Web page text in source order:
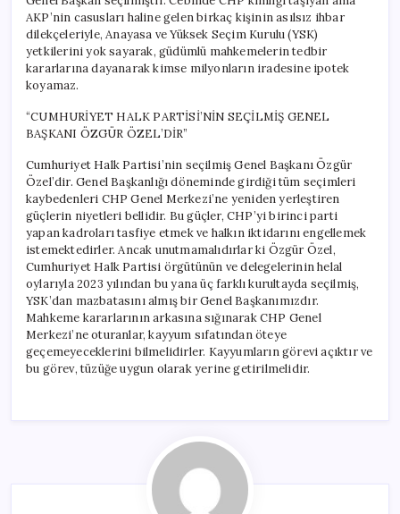
AKP’nin casusları haline gelen birkaç kişinin asılsız ihbar
dilekçeleriyle, Anayasa ve Yüksek Seçim Kurulu (YSK)
yetkilerini yok sayarak, güdümlü mahkemelerin tedbir
kararlarına dayanarak kimse milyonların iradesine ipotek
koyamaz.
“CUMHURİYET HALK PARTİSİ’NİN SEÇİLMİŞ GENEL
BAŞKANI ÖZGÜR ÖZEL’DİR”
Cumhuriyet Halk Partisi’nin seçilmiş Genel Başkanı Özgür
Özel’dir. Genel Başkanlığı döneminde girdiği tüm seçimleri
kaybedenleri CHP Genel Merkezi’ne yeniden yerleştiren
güçlerin niyetleri bellidir. Bu güçler, CHP’yi birinci parti
yapan kadroları tasfiye etmek ve halkın iktidarını engellemek
istemektedirler. Ancak unutmamalıdırlar ki Özgür Özel,
Cumhuriyet Halk Partisi örgütünün ve delegelerinin helal
oylarıyla 2023 yılından bu yana üç farklı kurultayda seçilmiş,
YSK’dan mazbatasını almış bir Genel Başkanımızdır.
Mahkeme kararlarının arkasına sığınarak CHP Genel
Merkezi’ne oturanlar, kayyum sıfatından öteye
geçemeyeceklerini bilmelidirler. Kayyumların görevi açıktır ve
bu görev, tüzüğe uygun olarak yerine getirilmelidir.